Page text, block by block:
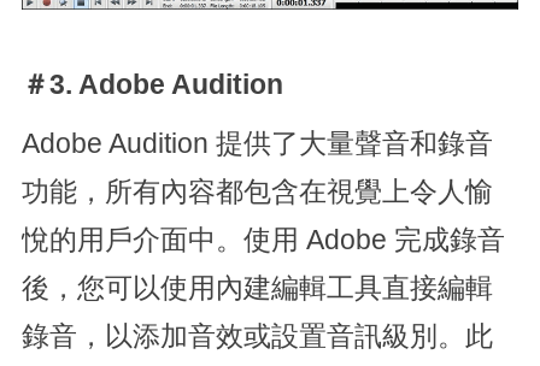
＃3. Adobe Audition
Adobe Audition 提供了大量聲音和錄音
功能，所有內容都包含在視覺上令人愉
悅的用戶介面中。使用 Adobe 完成錄音
後，您可以使用內建編輯工具直接編輯
錄音，以添加音效或設置音訊級別。此